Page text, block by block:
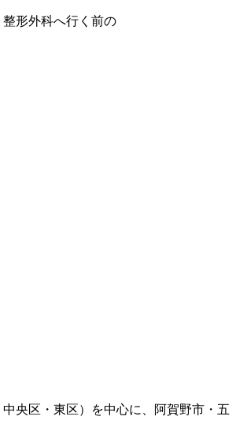
形外科へ行く前の
央区・東区）を中心に、阿賀野市・五